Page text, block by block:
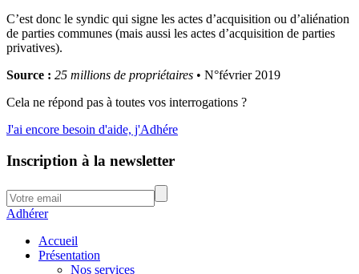
C’est donc le syndic qui signe les actes d’acquisition ou d’aliénation
de parties communes (mais aussi les actes d’acquisition de parties
privatives).
Source : 25 millions de propriétaires • N°février 2019
Cela ne répond pas à toutes vos interrogations ?
J'ai encore besoin d'aide, j'Adhére
Inscription à la newsletter
Adhérer
Accueil
Présentation
Nos services